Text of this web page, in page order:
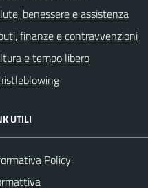
benessere e assistenza
finanze e contravvenzioni
e tempo libero
UTILI
Policy